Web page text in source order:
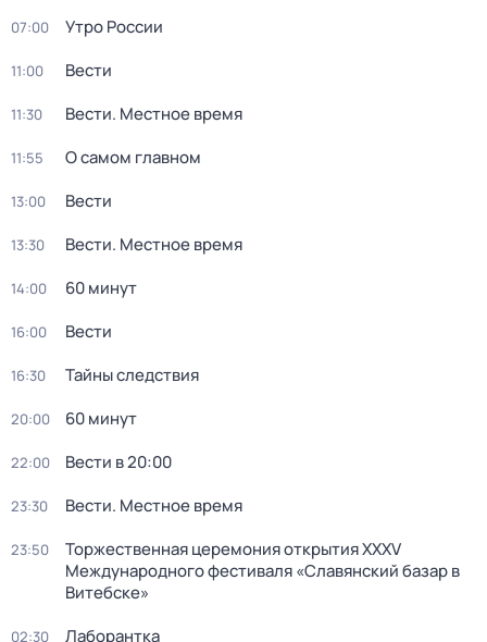
07:00 Утро России
11:00 Вести
11:30 Вести. Местное время
11:55 О самом главном
13:00 Вести
13:30 Вести. Местное время
14:00 60 минут
16:00 Вести
16:30 Тайны следствия
20:00 60 минут
22:00 Вести в 20:00
23:30 Вести. Местное время
23:50
Торжественная церемония открытия XXXV
Международного фестиваля «Славянский базар в
Витебске»
02:30 Лаборантка